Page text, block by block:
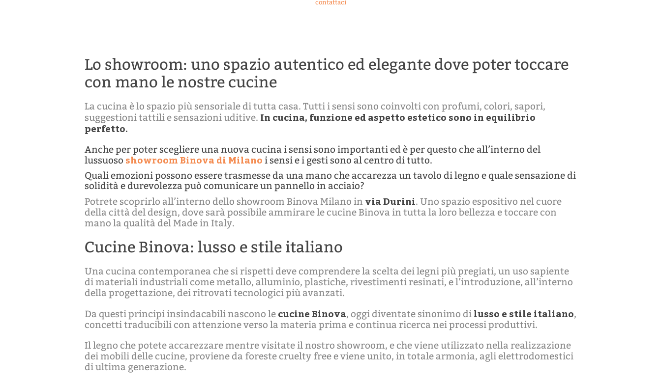
contattaci
Lo showroom: uno spazio autentico ed elegante dove poter toccare
con mano le nostre cucine
La cucina è lo spazio più sensoriale di tutta casa. Tutti i sensi sono coinvolti con profumi, colori, sapori,
suggestioni tattili e sensazioni uditive. In cucina, funzione ed aspetto estetico sono in equilibrio
perfetto.
Anche per poter scegliere una nuova cucina i sensi sono importanti ed è per questo che all’interno del
lussuoso showroom Binova di Milano i sensi e i gesti sono al centro di tutto.
Quali emozioni possono essere trasmesse da una mano che accarezza un tavolo di legno e quale sensazione di
solidità e durevolezza può comunicare un pannello in acciaio?
Potrete scoprirlo all’interno dello showroom Binova Milano in via Durini. Uno spazio espositivo nel cuore
della città del design, dove sarà possibile ammirare le cucine Binova in tutta la loro bellezza e toccare con
mano la qualità del Made in Italy.
Cucine Binova: lusso e stile italiano
Una cucina contemporanea che si rispetti deve comprendere la scelta dei legni più pregiati, un uso sapiente
di materiali industriali come metallo, alluminio, plastiche, rivestimenti resinati, e l’introduzione, all’interno
della progettazione, dei ritrovati tecnologici più avanzati.
Da questi principi insindacabili nascono le cucine Binova, oggi diventate sinonimo di lusso e stile italiano,
concetti traducibili con attenzione verso la materia prima e continua ricerca nei processi produttivi.
Il legno che potete accarezzare mentre visitate il nostro showroom, e che viene utilizzato nella realizzazione
dei mobili delle cucine, proviene da foreste cruelty free e viene unito, in totale armonia, agli elettrodomestici
di ultima generazione.